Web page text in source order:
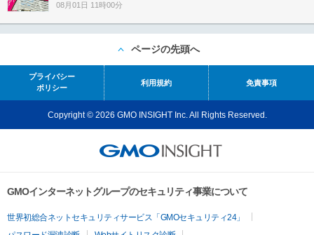
08月01日 11時00分
ページの先頭へ
プライバシー
ポリシー
利用規約 免責事項
Copyright © 2026 GMO INSIGHT Inc. All Rights Reserved.
GMOインターネットグループのセキュリティ事業について
世界初総合ネットセキュリティサービス「GMOセキュリティ24」